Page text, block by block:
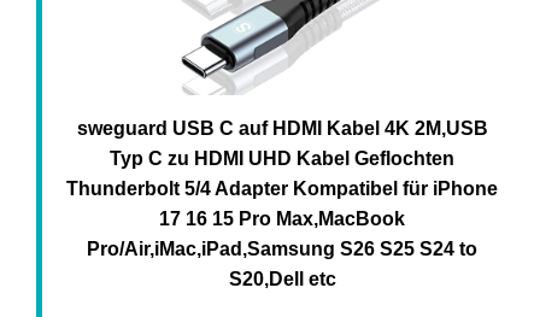
sweguard USB C auf HDMI Kabel 4K 2M,USB
Typ C zu HDMI UHD Kabel Geflochten
Thunderbolt 5/4 Adapter Kompatibel für iPhone
17 16 15 Pro Max,MacBook
Pro/Air,iMac,iPad,Samsung S26 S25 S24 to
S20,Dell etc